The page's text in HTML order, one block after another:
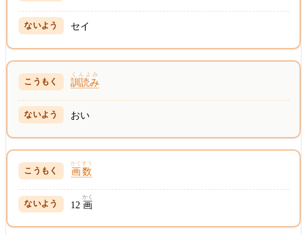
セイ
訓読み
くんよみ
おい
画数
かくすう
12画
かく